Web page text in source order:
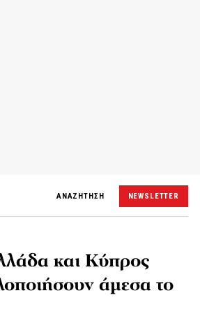
ΑΝΑΖΗΤΗΣΗ NEWSLETTER
και Κύπρος
άμεσα το